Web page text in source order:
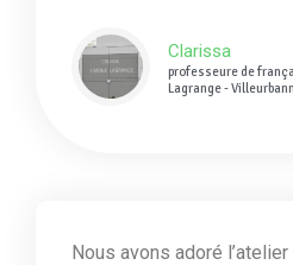
Clarissa
professeure de
Lagrange -
Nous avons adoré l’atelier